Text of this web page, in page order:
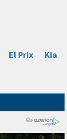
El Prix
Kia